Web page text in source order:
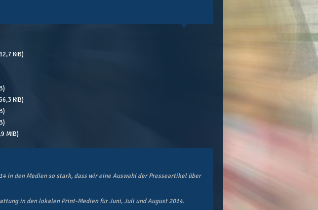
KiB)
KiB)
MiB)
in den Medien so stark, dass wir eine Auswahl der Presseartikel über
in den lokalen Print-Medien für Juni, Juli und August 2014.